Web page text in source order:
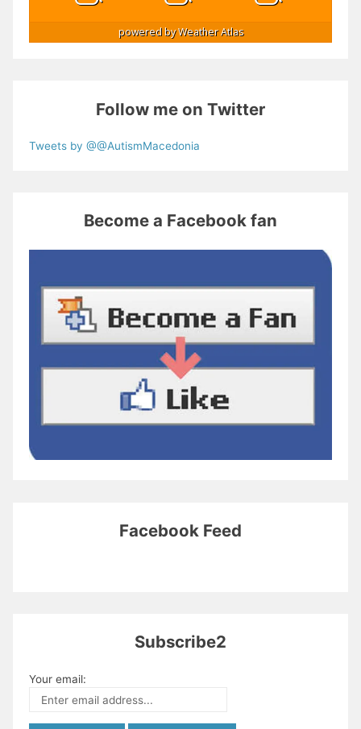
powered byWeather Atlas
Follow me on Twitter
Tweets by @@AutismMacedonia
Become a Facebook fan
Facebook Feed
Subscribe2
Your email: